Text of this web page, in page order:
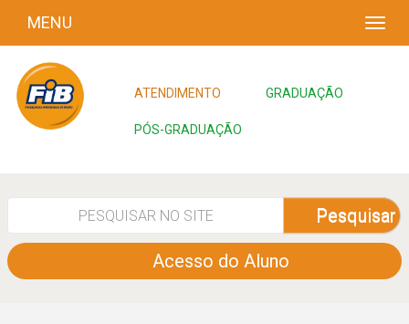
MENU
ATENDIMENTO GRADUAÇÃO
PÓS-GRADUAÇÃO
Pesquisar
Acesso do Aluno